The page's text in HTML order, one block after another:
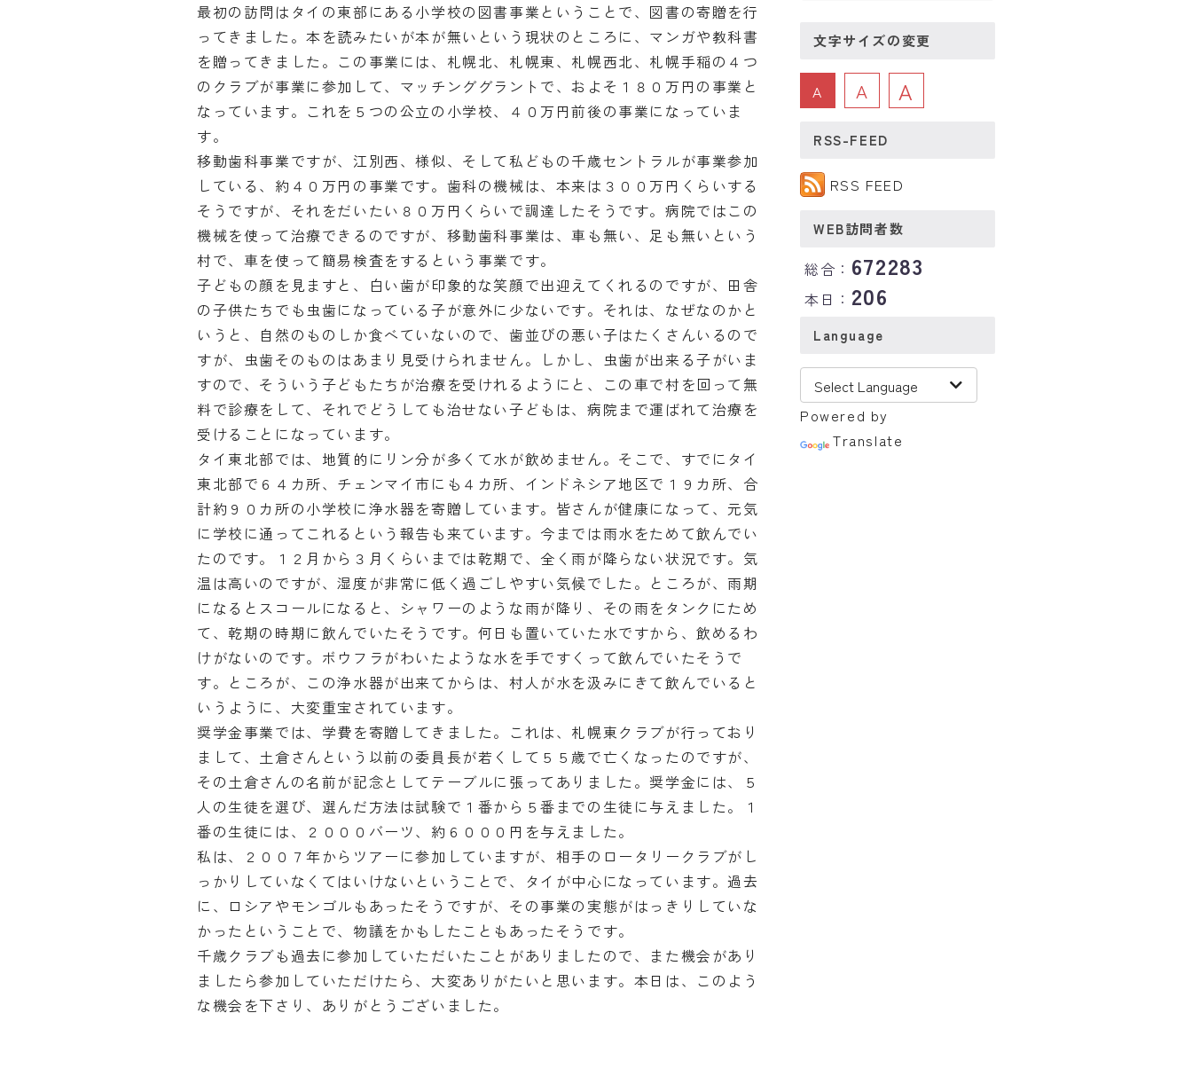
最初の訪問はタイの東部にある小学校の図書事業ということで、図書の寄贈を行
ってきました。本を読みたいが本が無いという現状のところに、マンガや教科書
を贈ってきました。この事業には、札幌北、札幌東、札幌西北、札幌手稲の４つ
のクラブが事業に参加して、マッチンググラントで、およそ１８０万円の事業と
なっています。これを５つの公立の小学校、４０万円前後の事業になっていま
す。
移動歯科事業ですが、江別西、様似、そして私どもの千歳セントラルが事業参加
している、約４０万円の事業です。歯科の機械は、本来は３００万円くらいする
そうですが、それをだいたい８０万円くらいで調達したそうです。病院ではこの
機械を使って治療できるのですが、移動歯科事業は、車も無い、足も無いという
村で、車を使って簡易検査をするという事業です。
子どもの顔を見ますと、白い歯が印象的な笑顔で出迎えてくれるのですが、田舎
の子供たちでも虫歯になっている子が意外に少ないです。それは、なぜなのかと
いうと、自然のものしか食べていないので、歯並びの悪い子はたくさんいるので
すが、虫歯そのものはあまり見受けられません。しかし、虫歯が出来る子がいま
すので、そういう子どもたちが治療を受けれるようにと、この車で村を回って無
料で診療をして、それでどうしても治せない子どもは、病院まで運ばれて治療を
受けることになっています。
タイ東北部では、地質的にリン分が多くて水が飲めません。そこで、すでにタイ
東北部で６４カ所、チェンマイ市にも４カ所、インドネシア地区で１９カ所、合
計約９０カ所の小学校に浄水器を寄贈しています。皆さんが健康になって、元気
に学校に通ってこれるという報告も来ています。今までは雨水をためて飲んでい
たのです。１２月から３月くらいまでは乾期で、全く雨が降らない状況です。気
温は高いのですが、湿度が非常に低く過ごしやすい気候でした。ところが、雨期
になるとスコールになると、シャワーのような雨が降り、その雨をタンクにため
て、乾期の時期に飲んでいたそうです。何日も置いていた水ですから、飲めるわ
けがないのです。ボウフラがわいたような水を手ですくって飲んでいたそうで
す。ところが、この浄水器が出来てからは、村人が水を汲みにきて飲んでいると
いうように、大変重宝されています。
奨学金事業では、学費を寄贈してきました。これは、札幌東クラブが行っており
まして、土倉さんという以前の委員長が若くして５５歳で亡くなったのですが、
その土倉さんの名前が記念としてテーブルに張ってありました。奨学金には、５
人の生徒を選び、選んだ方法は試験で１番から５番までの生徒に与えました。１
番の生徒には、２０００バーツ、約６０００円を与えました。
私は、２００７年からツアーに参加していますが、相手のロータリークラブがし
っかりしていなくてはいけないということで、タイが中心になっています。過去
に、ロシアやモンゴルもあったそうですが、その事業の実態がはっきりしていな
かったということで、物議をかもしたこともあったそうです。
千歳クラブも過去に参加していただいたことがありましたので、また機会があり
ましたら参加していただけたら、大変ありがたいと思います。本日は、このよう
な機会を下さり、ありがとうございました。
文字サイズの変更
A A A
RSS-FEED
RSS FEED
WEB訪問者数
総合： 672283
本日： 206
Language
Powered by
Translate